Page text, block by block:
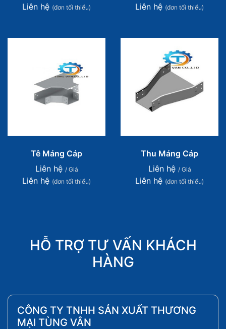
Liên hệ (đơn tối thiểu) Liên hệ (đơn tối thiểu)
Tê Máng Cáp
Liên hệ / Giá
Liên hệ (đơn tối thiểu)
Thu Máng Cáp
Liên hệ / Giá
Liên hệ (đơn tối thiểu)
HỖ TRỢ TƯ VẤN KHÁCH
HÀNG
CÔNG TY TNHH SẢN XUẤT THƯƠNG
MẠI TÙNG VÂN